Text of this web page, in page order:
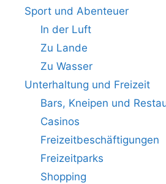
Sport und Abenteuer
In der Luft
Zu Lande
Zu Wasser
Unterhaltung und Freizeit
Bars, Kneipen und
Casinos
Freizeitbeschäftigungen
Freizeitparks
Shopping